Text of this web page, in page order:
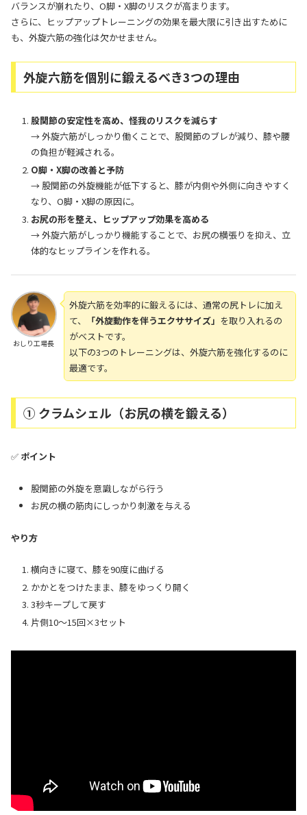
バランスが崩れたり、O脚・X脚のリスクが高まります。
さらに、ヒップアップトレーニングの効果を最大限に引き出すために
も、外旋六筋の強化は欠かせません。
外旋六筋を個別に鍛えるべき3つの理由
股関節の安定性を高め、怪我のリスクを減らす
→ 外旋六筋がしっかり働くことで、股関節のブレが減り、膝や腰
の負担が軽減される。
O脚・X脚の改善と予防
→ 股関節の外旋機能が低下すると、膝が内側や外側に向きやすく
なり、O脚・X脚の原因に。
お尻の形を整え、ヒップアップ効果を高める
→ 外旋六筋がしっかり機能することで、お尻の横張りを抑え、立
体的なヒップラインを作れる。
おしり工場長
外旋六筋を効率的に鍛えるには、通常の尻トレに加え
て、
「外旋動作を伴うエクササイズ」 を取り入れるの
がベストです。
以下の3つのトレーニングは、外旋六筋を強化するのに
最適です。
① クラムシェル（お尻の横を鍛える）
✅ ポイント
股関節の外旋を意識しながら行う
お尻の横の筋肉にしっかり刺激を与える
やり方
横向きに寝て、膝を90度に曲げる
かかとをつけたまま、膝をゆっくり開く
3秒キープして戻す
片側10～15回×3セット